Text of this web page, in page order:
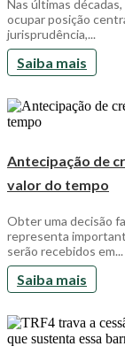
Nas últimas
ocupar posição
jurisprudência,...
Saiba mais
Antecipação de
valor do tempo
Obter uma decisão
representa
serão recebidos em...
Saiba mais